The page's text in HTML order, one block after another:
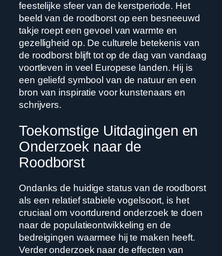
feestelijke sfeer van de kerstperiode. Het
beeld van de roodborst op een besneeuwd
takje roept een gevoel van warmte en
gezelligheid op. De culturele betekenis van
de roodborst blijft tot op de dag van vandaag
voortleven in veel Europese landen. Hij is
een geliefd symbool van de natuur en een
bron van inspiratie voor kunstenaars en
schrijvers.
Toekomstige Uitdagingen en
Onderzoek naar de
Roodborst
Ondanks de huidige status van de roodborst
als een relatief stabiele vogelsoort, is het
cruciaal om voortdurend onderzoek te doen
naar de populatieontwikkeling en de
bedreigingen waarmee hij te maken heeft.
Verder onderzoek naar de effecten van